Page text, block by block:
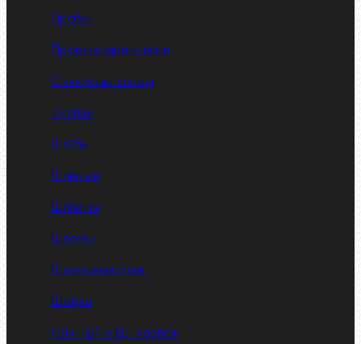
Пробки
Пружины тарельчатые
Стопорные кольца
Такелаж
Шайбы
Шпильки
Шплинты
Шпонки
Шпоночная сталь
Штифты
Латунный и бр. крепеж